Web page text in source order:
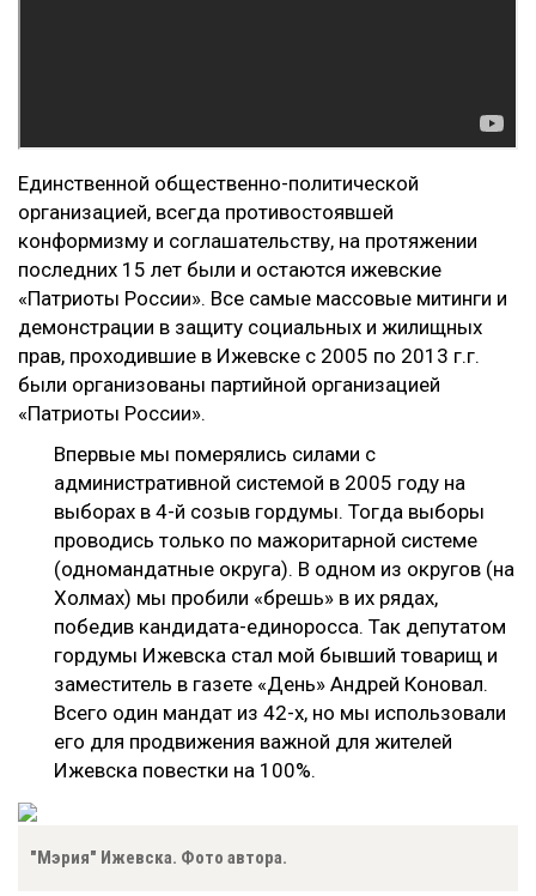
Единственной общественно-политической
организацией, всегда противостоявшей
конформизму и соглашательству, на протяжении
последних 15 лет были и остаются ижевские
«Патриоты России». Все самые массовые митинги и
демонстрации в защиту социальных и жилищных
прав, проходившие в Ижевске с 2005 по 2013 г.г.
были организованы партийной организацией
«Патриоты России».
Впервые мы померялись силами с
административной системой в 2005 году на
выборах в 4-й созыв гордумы. Тогда выборы
проводись только по мажоритарной системе
(одномандатные округа). В одном из округов (на
Холмах) мы пробили «брешь» в их рядах,
победив кандидата-единоросса. Так депутатом
гордумы Ижевска стал мой бывший товарищ и
заместитель в газете «День» Андрей Коновал.
Всего один мандат из 42-х, но мы использовали
его для продвижения важной для жителей
Ижевска повестки на 100%.
"Мэрия" Ижевска. Фото автора.